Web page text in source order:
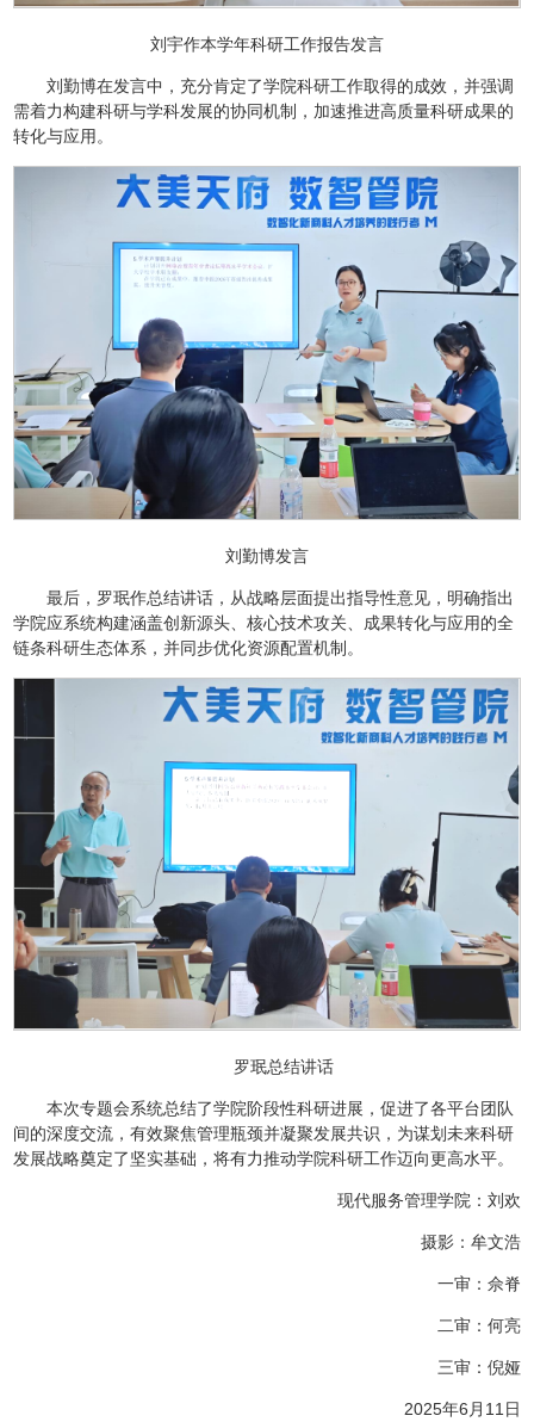
刘宇作本学年科研工作报告发言
刘勤博在发言中，充分肯定了学院科研工作取得的成效，并强调
需着力构建科研与学科发展的协同机制，加速推进高质量科研成果的
转化与应用。
刘勤博发言
最后，罗珉作总结讲话，从战略层面提出指导性意见，明确指出
学院应系统构建涵盖创新源头、核心技术攻关、成果转化与应用的全
链条科研生态体系，并同步优化资源配置机制。
罗珉总结讲话
本次专题会系统总结了学院阶段性科研进展，促进了各平台团队
间的深度交流，有效聚焦管理瓶颈并凝聚发展共识，为谋划未来科研
发展战略奠定了坚实基础，将有力推动学院科研工作迈向更高水平。
现代服务管理学院：刘欢
摄影：牟文浩
一审：佘脊
二审：何亮
三审：倪娅
2025年6月11日